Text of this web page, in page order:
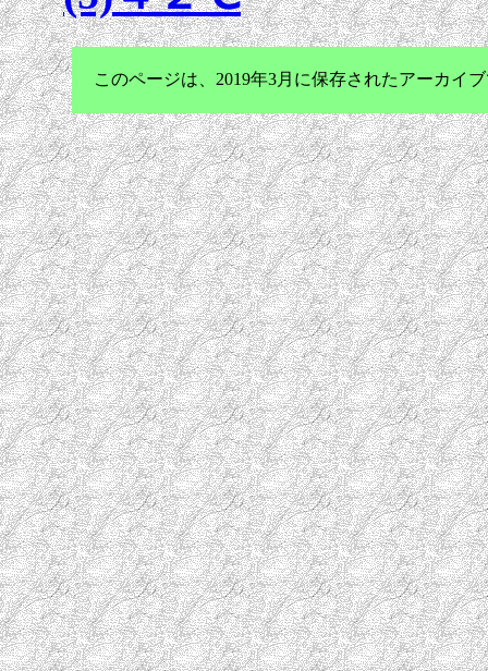
このページは、2019年3月に保存されたアーカイ